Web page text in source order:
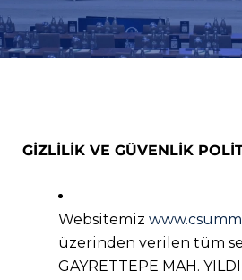
GİZLİLİK VE GÜVENLİK
Websitemiz
üzerinden verilen tüm
GAYRETTEPE MAH.